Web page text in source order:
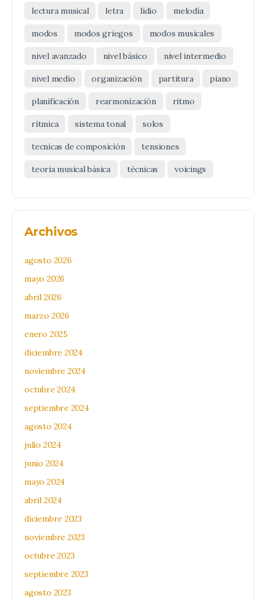
lectura musical letra lidio melodía
modos modos griegos modos musicales
nivel avanzado nivel básico nivel intermedio
nivel medio organización partitura piano
planificación rearmonización ritmo
rítmica sistema tonal solos
tecnicas de composición tensiones
teoria musical básica técnicas voicings
Archivos
agosto 2026
mayo 2026
abril 2026
marzo 2026
enero 2025
diciembre 2024
noviembre 2024
octubre 2024
septiembre 2024
agosto 2024
julio 2024
junio 2024
mayo 2024
abril 2024
diciembre 2023
noviembre 2023
octubre 2023
septiembre 2023
agosto 2023